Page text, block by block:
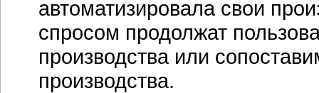
автоматизировала свои
спросом продолжат
производства или
производства.